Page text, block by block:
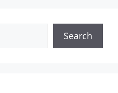
Search